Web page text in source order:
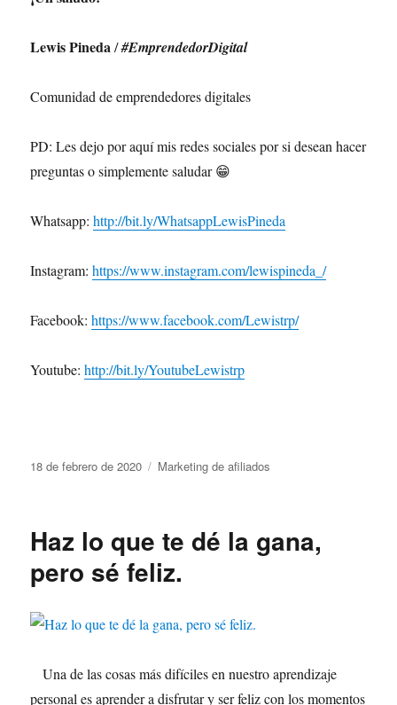
Lewis Pineda/#EmprendedorDigital
Comunidad de emprendedores digitales
PD: Les dejo por aquí mis redes sociales por si desean hacer
preguntas o simplemente saludar 😁
Whatsapp:http://bit.ly/WhatsappLewisPineda
Instagram:https://www.instagram.com/lewispineda_/
Facebook:https://www.facebook.com/Lewistrp/
Youtube:http://bit.ly/YoutubeLewistrp
18 de febrero de 2020 Marketing de afiliados
Haz lo que te dé la gana,
pero sé feliz.
Una de las cosas más difíciles en nuestro aprendizaje
personal es aprender a disfrutar y ser feliz con los momentos